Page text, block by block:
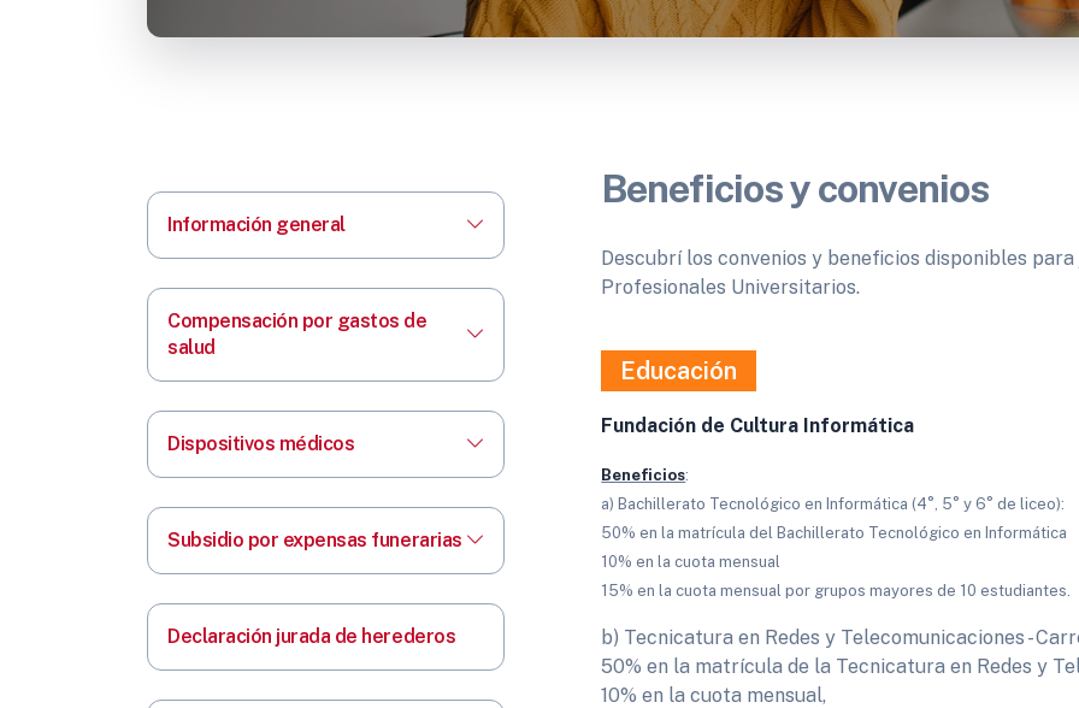
Información general
Compensación por gastos de
salud
Dispositivos médicos
Subsidio por expensas funerarias
Declaración jurada de herederos
Beneficios y convenios
Descubrí los convenios y beneficios disponibles
Profesionales Universitarios.
Educación
Fundación de Cultura Informática
Beneficios:
a) Bachillerato Tecnológico en Informática (4°, 5° y 6° de liceo):
50% en la matrícula del Bachillerato Tecnológico en Informática
10% en la cuota mensual
15% en la cuota mensual por grupos mayores de 10 estudiantes.
b) Tecnicatura en Redes y Telecomunicaciones -
50% en la matrícula de la Tecnicatura en Redes y
10% en la cuota mensual,